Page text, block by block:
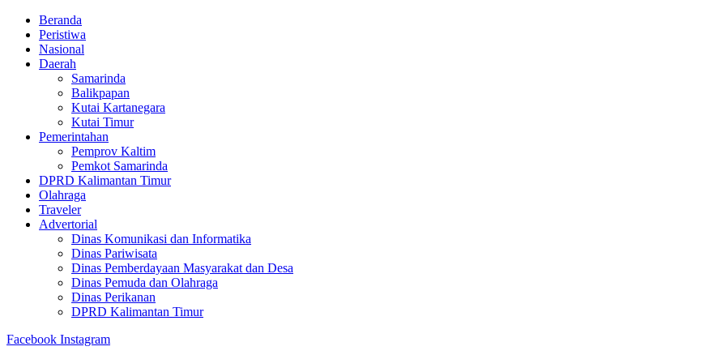
Beranda
Peristiwa
Nasional
Daerah
Samarinda
Balikpapan
Kutai Kartanegara
Kutai Timur
Pemerintahan
Pemprov Kaltim
Pemkot Samarinda
DPRD Kalimantan Timur
Olahraga
Traveler
Advertorial
Dinas Komunikasi dan Informatika
Dinas Pariwisata
Dinas Pemberdayaan Masyarakat dan Desa
Dinas Pemuda dan Olahraga
Dinas Perikanan
DPRD Kalimantan Timur
Facebook Instagram